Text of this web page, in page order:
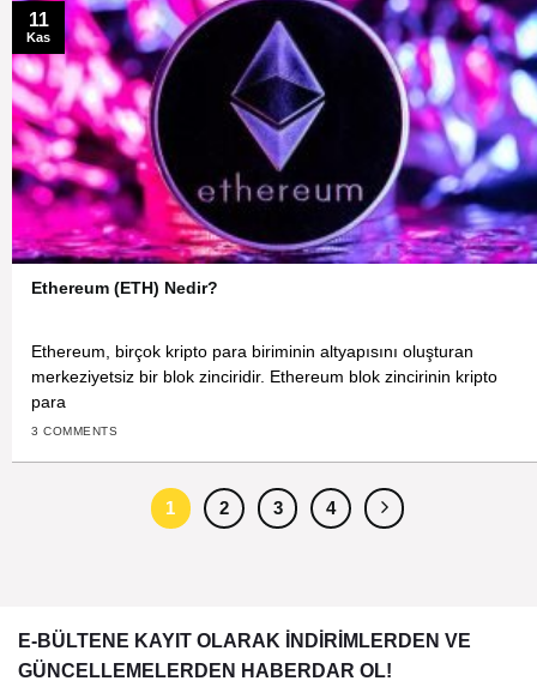
Ethereum (ETH) Nedir?
Ethereum, birçok kripto para biriminin altyapısını oluşturan
merkeziyetsiz bir blok zinciridir. Ethereum blok zincirinin kripto
para
3 COMMENTS
11
Kas
1 2 3 4
E-BÜLTENE KAYIT OLARAK İNDİRİMLERDEN VE
GÜNCELLEMELERDEN HABERDAR OL!